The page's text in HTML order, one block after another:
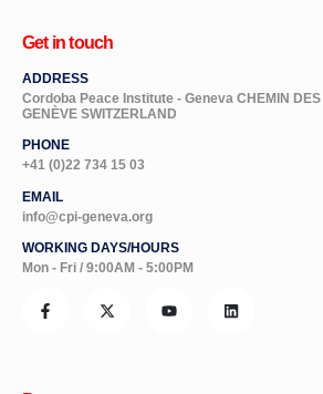
ADDRESS
Cordoba Peace Institute - Geneva CHEMIN DES
PHONE
EMAIL
WORKING DAYS/HOURS